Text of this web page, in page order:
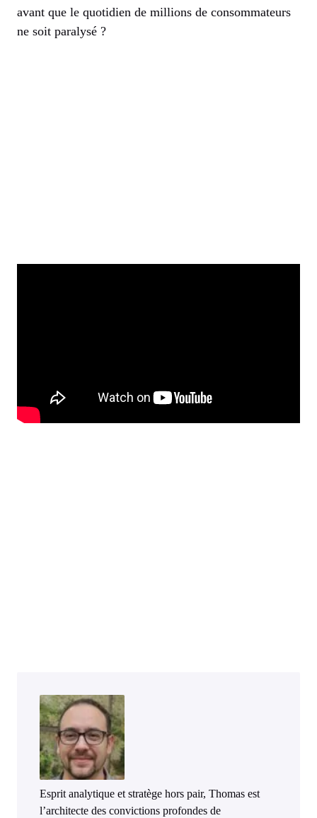
avant que le quotidien de millions de consommateurs
ne soit paralysé ?
Esprit analytique et stratège hors pair, Thomas est
l’architecte des convictions profondes de